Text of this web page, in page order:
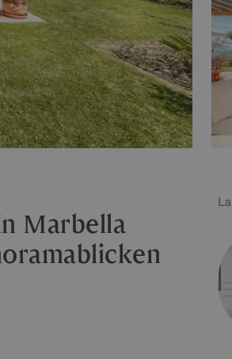
Marbella